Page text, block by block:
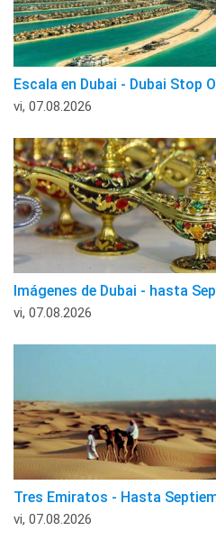
Escala en Dubai - Dubai Stop
vi, 07.08.2026
Imágenes de Dubai - hasta
vi, 07.08.2026
Tres Emiratos - Hasta
vi, 07.08.2026